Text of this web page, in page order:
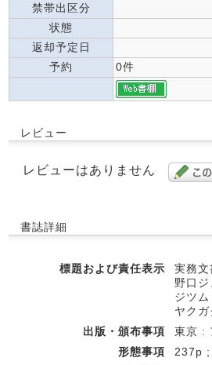
禁帯出区分
状態
返却予定日
予約
0件
レビュー
レビューはありません
書誌詳細
標題および責任表示
実務
野口
ジツ
ヤク
出版・頒布事項
東京 :
形態事項
237p